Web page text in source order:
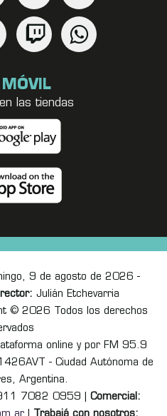
las tiendas
9 de agosto de 2026 -
Julián Etchevarria
© 2026 Todos los derechos
online y por FM 95.9
- Ciudad Autónoma de
Argentina.
7082 0959 | Comercial: